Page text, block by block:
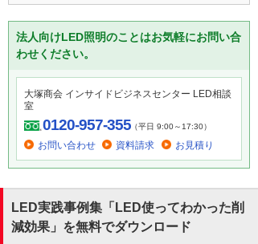
法人向けLED照明のことはお気軽にお問い合
わせください。
大塚商会 インサイドビジネスセンター LED相談
室
0120-957-355（平日 9:00～17:30）
お問い合わせ 資料請求 お見積り
LED実践事例集「LED使ってわかった削
減効果」を無料でダウンロード